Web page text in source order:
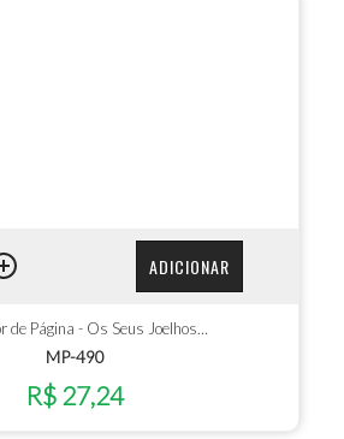
ADICIONAR
de Página - Os Seus Joelhos…
MP-490
R$ 27,24